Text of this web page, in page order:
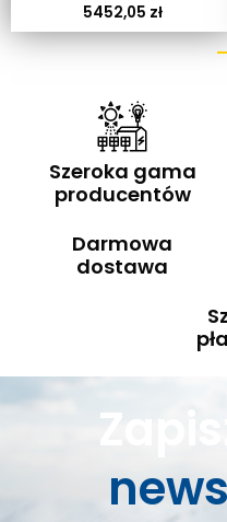
5452,05 zł
Szeroka gama
producentów
Darmowa
dostawa